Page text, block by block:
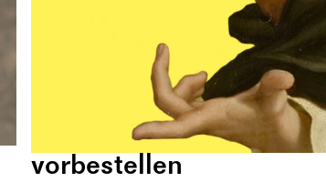
vorbestellen